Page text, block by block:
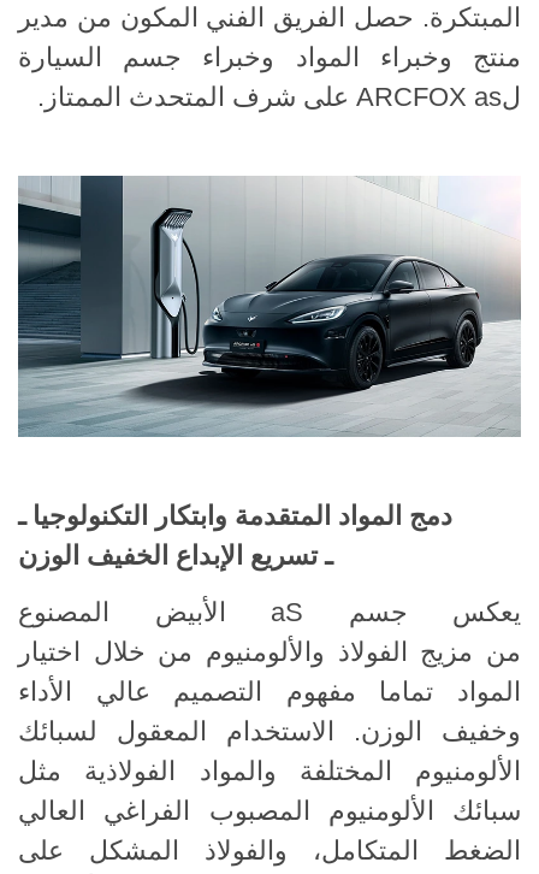
المبتكرة. حصل الفريق الفني المكون من مدير
منتج وخبراء المواد وخبراء جسم السيارة
لARCFOX as على شرف المتحدث الممتاز.
دمج المواد المتقدمة وابتكار التكنولوجيا ـ
ـ تسريع الإبداع الخفيف الوزن
يعكس جسم aS الأبيض المصنوع
من مزيج الفولاذ والألومنيوم من خلال اختيار
المواد تماما مفهوم التصميم عالي الأداء
وخفيف الوزن. الاستخدام المعقول لسبائك
الألومنيوم المختلفة والمواد الفولاذية مثل
سبائك الألومنيوم المصبوب الفراغي العالي
الضغط المتكامل، والفولاذ المشكل على